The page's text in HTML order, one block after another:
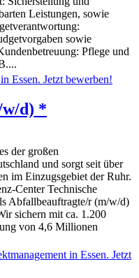
Leistungen, sowie
sowie
Pflege und
d) *
der großen
und sorgt seit über
im Einzugsgebiet der Ruhr.
Center Technische
Abfallbeauftragte/r (m/w/d)
sichern mit ca. 1.200
von 4,6 Millionen